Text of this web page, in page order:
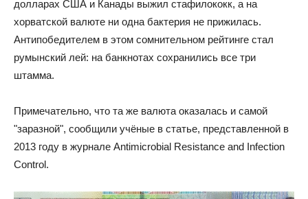
долларах США и Канады выжил стафилококк, а на
хорватской валюте ни одна бактерия не прижилась.
Антипобедителем в этом сомнительном рейтинге стал
румынский лей: на банкнотах сохранились все три
штамма.
Примечательно, что та же валюта оказалась и самой
"заразной", сообщили учёные в статье, представленной в
2013 году в журнале Antimicrobial Resistance and Infection
Control.